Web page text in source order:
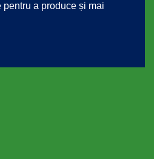
a produce și mai